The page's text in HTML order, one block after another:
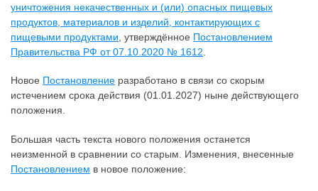
уничтожения некачественных и (или) опасных пищевых
продуктов, материалов и изделий, контактирующих с
пищевыми продуктами , утверждённое Постановлением
Правительства РФ от 07.10.2020 № 1612
Новое Постановление разработано в связи со скорым
истечением срока действия (01.01.2027) ныне действующего
положения.
Большая часть текста нового положения останется
неизменной в сравнении со старым. Изменения, внесенные
Постановлением в новое положение: